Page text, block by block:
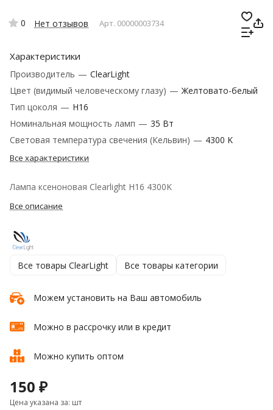
0 Нет отзывов Арт. 00000003734
Характеристики
Производитель — ClearLight
Цвет (видимый человеческому глазу) — Желтовато-белый
Тип цоколя — H16
Номинальная мощность ламп — 35 Вт
Световая температура свечения (Кельвин) — 4300 K
Все характеристики
Лампа ксеноновая Clearlight H16 4300K
Все описание
Все товары ClearLight Все товары категории
Можем установить на Ваш автомобиль
Можно в рассрочку или в кредит
Можно купить оптом
150 ₽
Цена указана за: шт